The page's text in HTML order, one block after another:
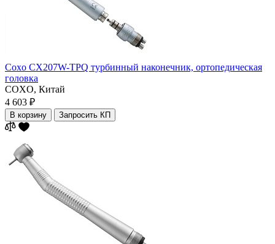
Coxo CX207W-TPQ турбинный наконечник, ортопедическая
головка
COXO, Китай
4 603 ₽
В корзину Запросить КП